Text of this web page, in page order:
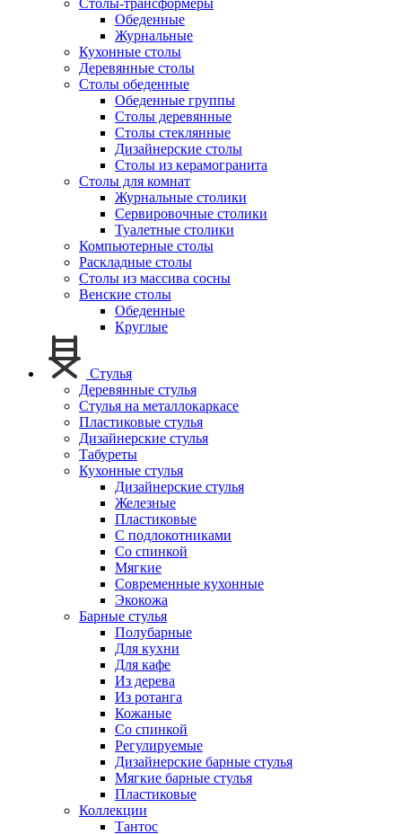
Столы-трансформеры
Обеденные
Журнальные
Кухонные столы
Деревянные столы
Столы обеденные
Обеденные группы
Столы деревянные
Столы стеклянные
Дизайнерские столы
Столы из керамогранита
Столы для комнат
Журнальные столики
Сервировочные столики
Туалетные столики
Компьютерные столы
Раскладные столы
Столы из массива сосны
Венские столы
Обеденные
Круглые
Стулья
Деревянные стулья
Стулья на металлокаркасе
Пластиковые стулья
Дизайнерские стулья
Табуреты
Кухонные стулья
Дизайнерские стулья
Железные
Пластиковые
С подлокотниками
Со спинкой
Мягкие
Современные кухонные
Экокожа
Барные стулья
Полубарные
Для кухни
Для кафе
Из дерева
Из ротанга
Кожаные
Со спинкой
Регулируемые
Дизайнерские барные стулья
Мягкие барные стулья
Пластиковые
Коллекции
Тантос